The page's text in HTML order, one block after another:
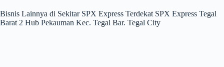
Bisnis Lainnya di Sekitar SPX Express Terdekat SPX Express Tegal
Barat 2 Hub Pekauman Kec. Tegal Bar. Tegal City